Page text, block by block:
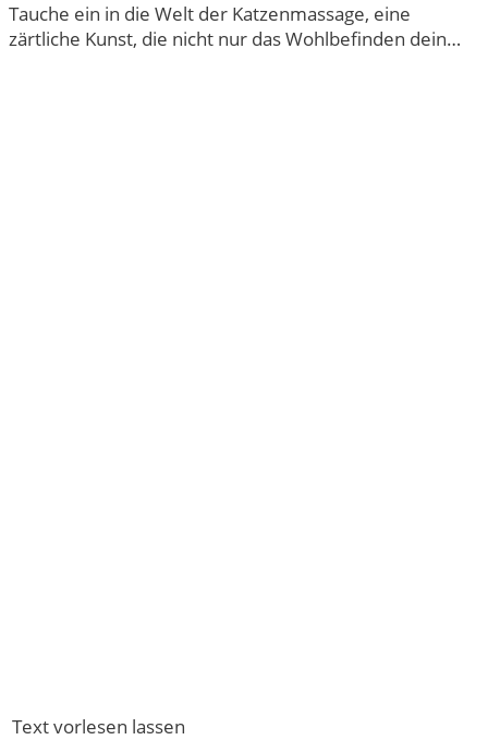
Tauche ein in die Welt der Katzenmassage, eine
zärtliche Kunst, die nicht nur das Wohlbefinden dein…
Text vorlesen lassen